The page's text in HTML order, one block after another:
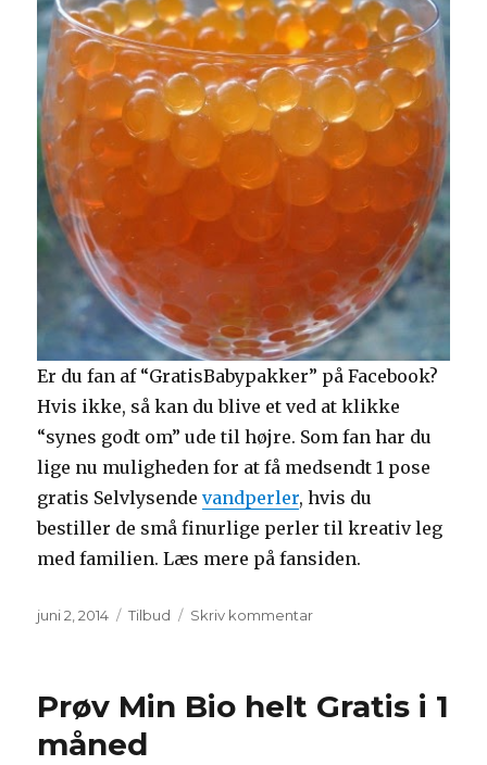
Er du fan af “GratisBabypakker” på Facebook?
Hvis ikke, så kan du blive et ved at klikke
“synes godt om” ude til højre. Som fan har du
lige nu muligheden for at få medsendt 1 pose
gratis Selvlysendevandperler, hvis du
bestiller de små finurlige perler til kreativ leg
med familien. Læs mere på fansiden.
Udgivet
juni 2, 2014 Kategorier
Tilbud Skriv kommentartil
kun
Prøv Min Bio helt Gratis i 1
måned